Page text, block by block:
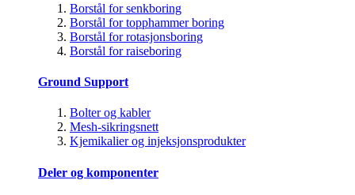
Borstål for senkboring
Borstål for topphammer boring
Borstål for rotasjonsboring
Borstål for raiseboring
Ground Support
Bolter og kabler
Mesh-sikringsnett
Kjemikalier og injeksjonsprodukter
Deler og komponenter